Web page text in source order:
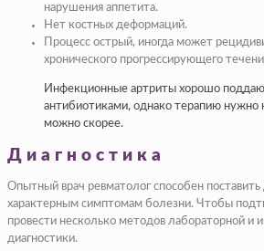
нарушения аппетита.
Нет костных деформаций.
Процесс острый, иногда может
хронического прогрессирующего
Инфекционные артриты хорошо
антибиотиками, однако терапию нужно
можно скорее.
Диагностика
Опытный врач ревматолог способен поставить
характерным симптомам болезни. Чтобы
провести несколько методов лабораторной и
диагностики.